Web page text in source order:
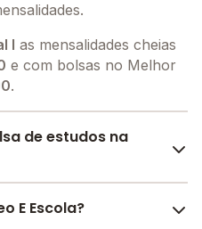
I as mensalidades cheias
e com bolsas no Melhor
.
de estudos na
para a Núcleo E
E Escola?